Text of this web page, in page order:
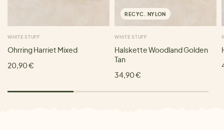
WHITE STUFF
Ohrring Harriet Mixed
20,90 €
RECYC. NYLON
WHITE STUFF
Halskette Woodland Golden
Tan
34,90 €